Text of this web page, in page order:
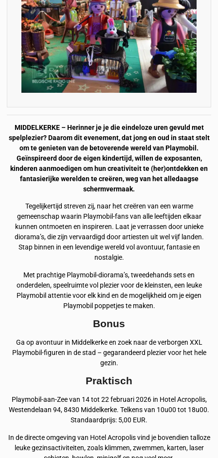
MIDDELKERKE – Herinner je je die eindeloze uren gevuld met
spelplezier? Daarom dit evenement, dat jong en oud in staat stelt
om te genieten van de betoverende wereld van Playmobil.
Geïnspireerd door de eigen kindertijd, willen de exposanten,
kinderen aanmoedigen om hun creativiteit te (her)ontdekken en
fantasierijke werelden te creëren, weg van het alledaagse
schermvermaak.
Tegelijkertijd streven zij, naar het creëren van een warme
gemeenschap waarin Playmobil-fans van alle leeftijden elkaar
kunnen ontmoeten en inspireren. Laat je verrassen door unieke
diorama’s, die zijn vervaardigd door artiesten uit wel vijf landen.
Stap binnen in een levendige wereld vol avontuur, fantasie en
nostalgie.
Met prachtige Playmobil-diorama’s, tweedehands sets en
onderdelen, speelruimte vol plezier voor de kleinsten, een leuke
Playmobil attentie voor elk kind en de mogelijkheid om je eigen
Playmobil poppetjes te maken.
Bonus
Ga op avontuur in Middelkerke en zoek naar de verborgen XXL
Playmobil-figuren in de stad – gegarandeerd plezier voor het hele
gezin.
Praktisch
Playmobil-aan-Zee van 14 tot 22 februari 2026 in Hotel Acropolis,
Westendelaan 94, 8430 Middelkerke. Telkens van 10u00 tot 18u00.
Standaardprijs: 5,00 EUR.
In de directe omgeving van Hotel Acropolis vind je bovendien talloze
leuke gezinsactiviteiten, zoals klimmen, zwemmen, karten, laser